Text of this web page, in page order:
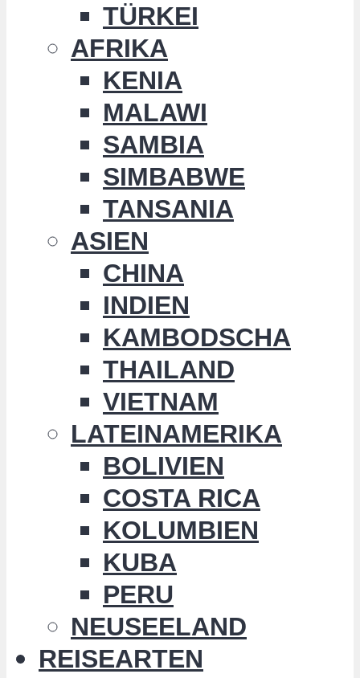
TÜRKEI
AFRIKA
KENIA
MALAWI
SAMBIA
SIMBABWE
TANSANIA
ASIEN
CHINA
INDIEN
KAMBODSCHA
THAILAND
VIETNAM
LATEINAMERIKA
BOLIVIEN
COSTA RICA
KOLUMBIEN
KUBA
PERU
NEUSEELAND
REISEARTEN